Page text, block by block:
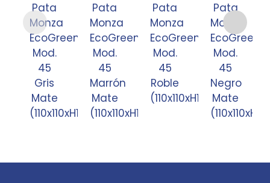
Pata
Monza
EcoGreen
Mod.
45
Gris
Mate
(110x110xH120)
Pata
Monza
EcoGreen
Mod.
45
Marrón
Mate
(110x110xH120)
Pata
Monza
EcoGreen
Mod.
45
Roble
(110x110xH120)
Pata
Monza
EcoGreen
Mod.
45
Negro
Mate